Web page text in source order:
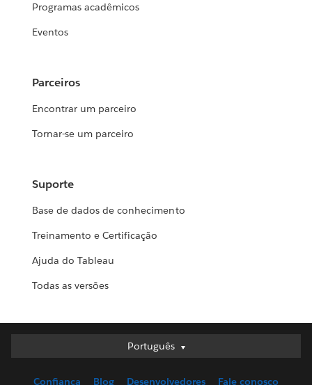
Programas acadêmicos
Eventos
Parceiros
Encontrar um parceiro
Tornar-se um parceiro
Suporte
Base de dados de conhecimento
Treinamento e Certificação
Ajuda do Tableau
Todas as versões
Português
Português
Confiança Blog Desenvolvedores Fale conosco